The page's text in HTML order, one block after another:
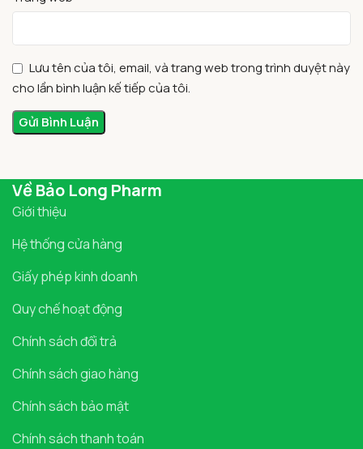
Lưu tên của tôi, email, và trang web trong trình duyệt này
cho lần bình luận kế tiếp của tôi.
Về Bảo Long Pharm
Giới thiệu
Hệ thống cửa hàng
Giấy phép kinh doanh
Quy chế hoạt động
Chính sách đổi trả
Chính sách giao hàng
Chính sách bảo mật
Chính sách thanh toán